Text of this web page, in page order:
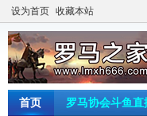
设为首页 收藏本站
首页 罗马协会斗鱼直